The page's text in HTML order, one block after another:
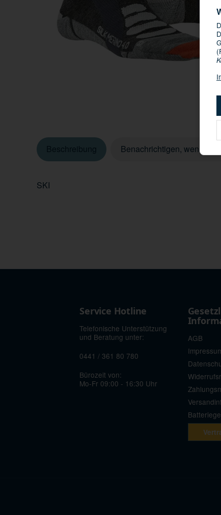
Benachrichtigen, wenn
SKI
Service Hotline
Telefonische Unterstützung
und Beratung unter:
0441 / 361 80 780
Bürozeit von:
Mo-Fr 09:00 - 16:30 Uhr
AGB